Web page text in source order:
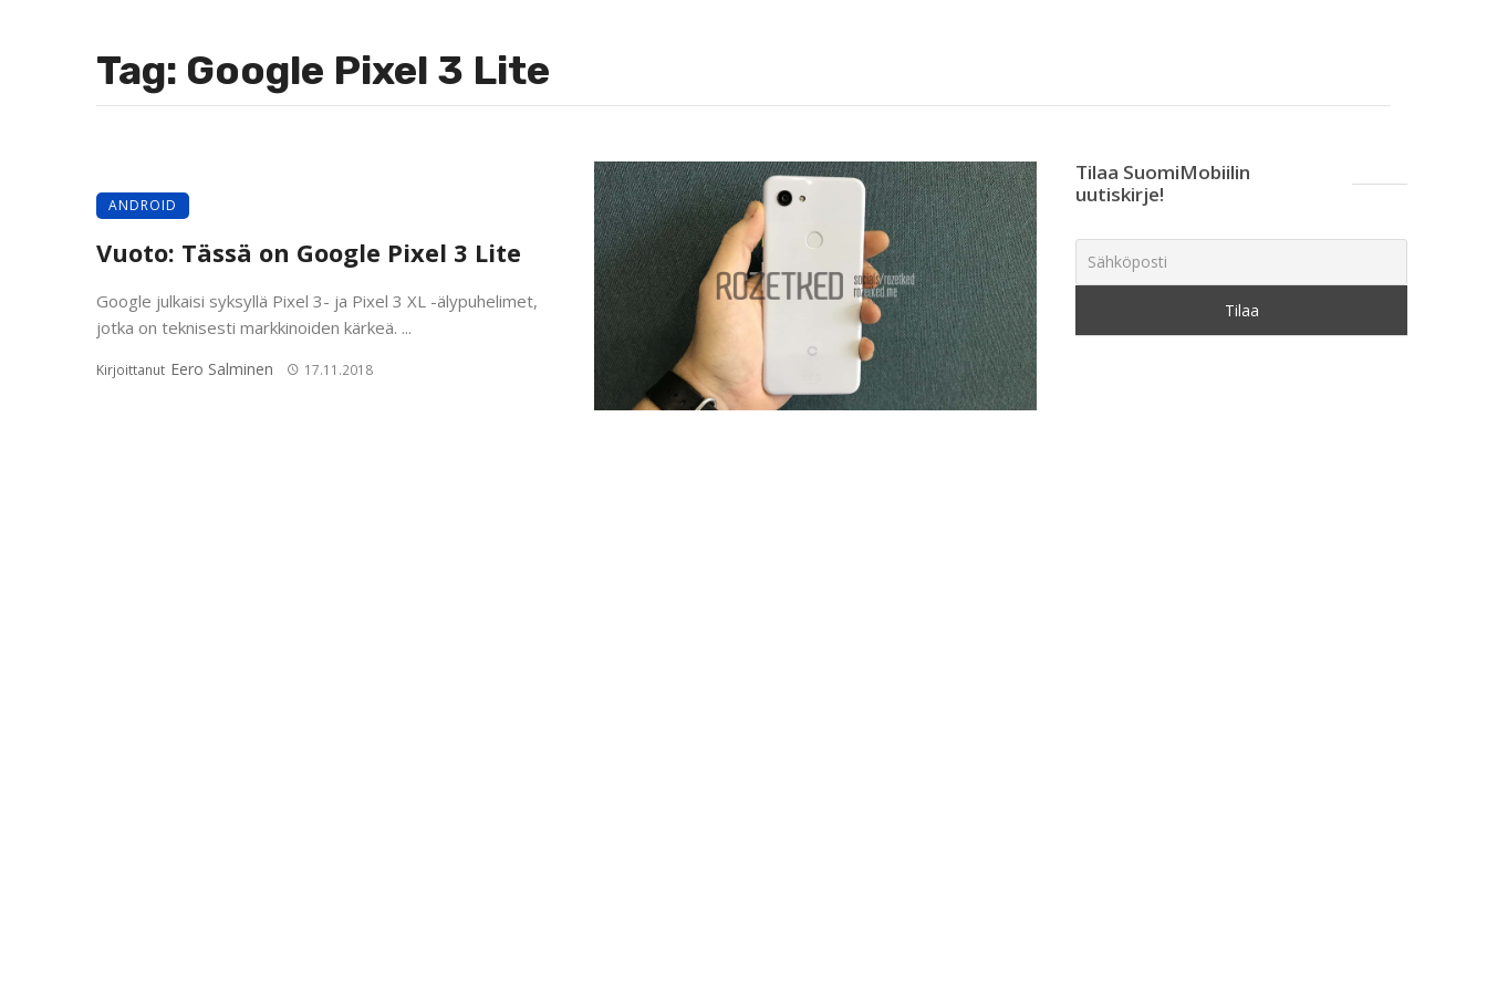
Tag: Google Pixel 3 Lite
ANDROID
Vuoto: Tässä on Google Pixel 3 Lite
Google julkaisi syksyllä Pixel 3- ja Pixel 3 XL -älypuhelimet,
jotka on teknisesti markkinoiden kärkeä. ...
Kirjoittanut Eero Salminen 17.11.2018
Tilaa SuomiMobiilin
uutiskirje!